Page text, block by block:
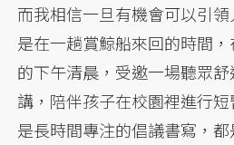
而我相信一旦有機會可以引
是在一趟賞鯨船來回的時間
的下午清晨，受邀一場聽眾
講，陪伴孩子在校園裡進行
是長時間專注的倡議書寫，都